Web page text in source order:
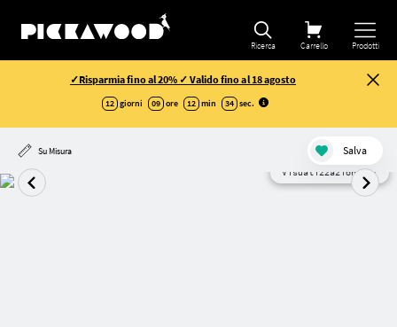
Ricerca Carrello Prodotti
✓Risparmia fino al 20% ✓ Valido fino al 18 agosto
12 giorni 09 ore 12 min 33 sec.
Su Misura Salva
Visualizzazione AI